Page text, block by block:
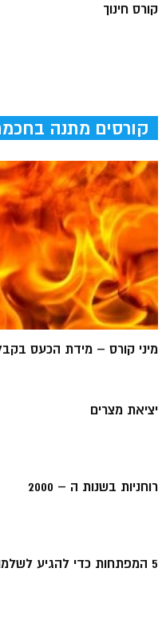
קורס חינוך
קורסים מתנה
מיני קורס – מידת הכעס
יציאת מצרים
רוחניות בשנות ה – 2000
5 המפתחות כדי להגיע לשלמות